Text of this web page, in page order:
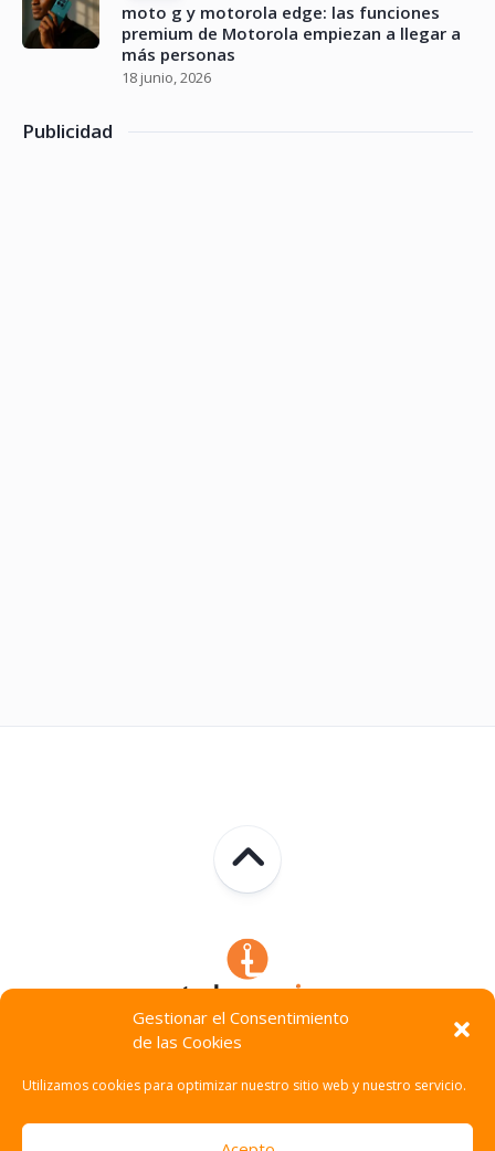
Gestionar el Consentimiento
de las Cookies
Utilizamos cookies para optimizar nuestro sitio web y nuestro servicio.
moto g y motorola edge: las funciones
premium de Motorola empiezan a llegar a
más personas
18 junio, 2026
Publicidad
Technocracia © 2026. Todos Los Derechos Reservados.